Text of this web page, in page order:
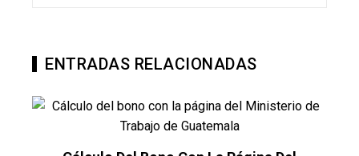
ENTRADAS RELACIONADAS